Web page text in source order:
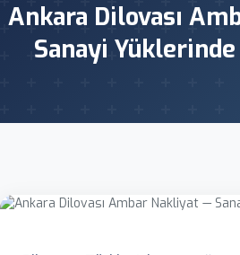
Ankara Dilovası
Sanayi